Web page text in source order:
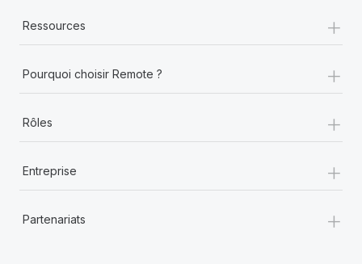
Ressources +
Pourquoi choisir Remote ? +
Rôles +
Entreprise +
Partenariats +